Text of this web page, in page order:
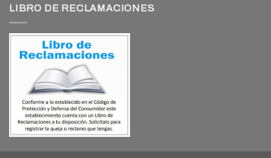
LIBRO DE RECLAMACIONES